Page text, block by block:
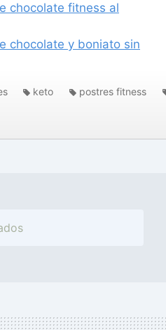
chocolate fitness al
chocolate y boniato sin
keto postres fitness